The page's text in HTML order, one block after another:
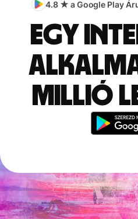
4.8 ★ a Google Play
Egy
millió